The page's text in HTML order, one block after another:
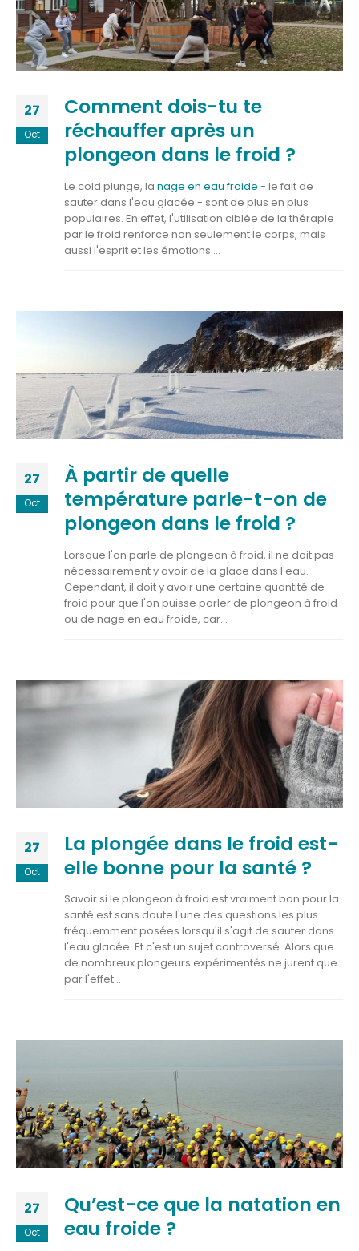
27
Oct
Comment dois-tu te
réchauffer après un
plongeon dans le froid ?
Le cold plunge, la nage en eau froide - le fait de
sauter dans l'eau glacée - sont de plus en plus
populaires. En effet, l'utilisation ciblée de la thérapie
par le froid renforce non seulement le corps, mais
aussi l'esprit et les émotions....
27
Oct
À partir de quelle
température parle-t-on de
plongeon dans le froid ?
Lorsque l'on parle de plongeon à froid, il ne doit pas
nécessairement y avoir de la glace dans l'eau.
Cependant, il doit y avoir une certaine quantité de
froid pour que l'on puisse parler de plongeon à froid
ou de nage en eau froide, car...
27
Oct
La plongée dans le froid est-
elle bonne pour la santé ?
Savoir si le plongeon à froid est vraiment bon pour la
santé est sans doute l'une des questions les plus
fréquemment posées lorsqu'il s'agit de sauter dans
l'eau glacée. Et c'est un sujet controversé. Alors que
de nombreux plongeurs expérimentés ne jurent que
par l'effet...
27
Oct
Qu’est-ce que la natation en
eau froide ?